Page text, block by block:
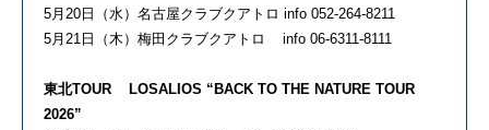
5⽉20⽇（⽔）名古屋クラブクアトロ info 052-264-8211
5⽉21⽇（⽊）梅⽥クラブクアトロ info 06-6311-8111
東北TOUR LOSALIOS “BACK TO THE NATURE TOUR
2026”